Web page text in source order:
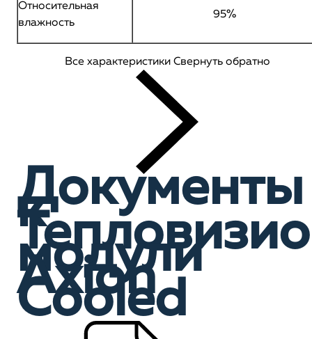
Относительная
влажность
95%
Все характеристики Свернуть обратно
Документы
к
модули
Axion
Сooled